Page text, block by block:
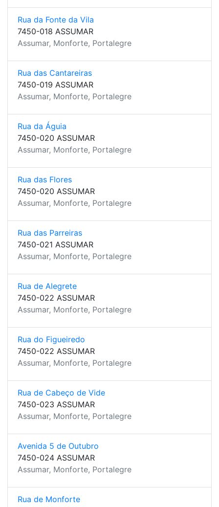
Rua da Fonte da Vila
7450-018 ASSUMAR
Assumar, Monforte, Portalegre
Rua das Cantareiras
7450-019 ASSUMAR
Assumar, Monforte, Portalegre
Rua da Águia
7450-020 ASSUMAR
Assumar, Monforte, Portalegre
Rua das Flores
7450-020 ASSUMAR
Assumar, Monforte, Portalegre
Rua das Parreiras
7450-021 ASSUMAR
Assumar, Monforte, Portalegre
Rua de Alegrete
7450-022 ASSUMAR
Assumar, Monforte, Portalegre
Rua do Figueiredo
7450-022 ASSUMAR
Assumar, Monforte, Portalegre
Rua de Cabeço de Vide
7450-023 ASSUMAR
Assumar, Monforte, Portalegre
Avenida 5 de Outubro
7450-024 ASSUMAR
Assumar, Monforte, Portalegre
Rua de Monforte